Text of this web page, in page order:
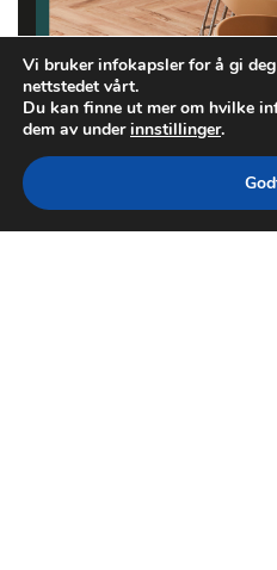
Vi bruker infokapsler for å gi
nettstedet vårt.
Du kan finne ut mer om hvilke
dem av underinnstillinger.